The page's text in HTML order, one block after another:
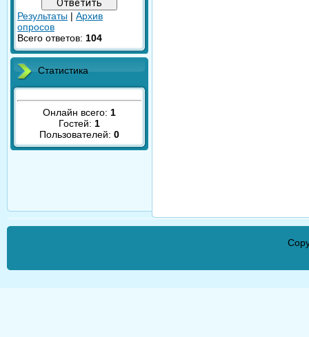
Результаты | Архив
опросов
Всего ответов: 104
Статистика
Онлайн всего: 1
Гостей: 1
Пользователей: 0